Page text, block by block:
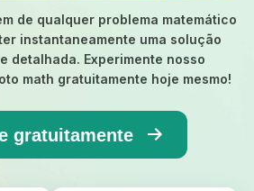
de qualquer problema matemático
instantaneamente uma solução
detalhada. Experimente nosso
math gratuitamente hoje mesmo!
gratuitamente